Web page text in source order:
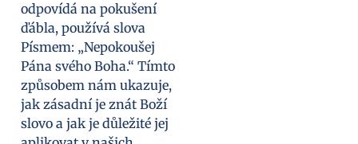
odpovídá na pokušení
ďábla, používá slova
Písmem: „Nepokoušej
Pána svého Boha.“ Tímto
způsobem nám ukazuje,
jak zásadní je znát Boží
slovo a jak je důležité jej